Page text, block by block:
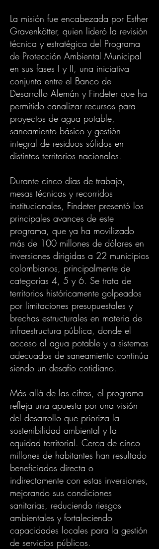
La misión fue encabezada por Esther
Gravenkötter, quien lideró la revisión
técnica y estratégica del Programa
de Protección Ambiental Municipal
en sus fases I y II, una iniciativa
conjunta entre el Banco de
Desarrollo Alemán y Findeter que ha
permitido canalizar recursos para
proyectos de agua potable,
saneamiento básico y gestión
integral de residuos sólidos en
distintos territorios nacionales.
Durante cinco días de trabajo,
mesas técnicas y recorridos
institucionales, Findeter presentó los
principales avances de este
programa, que ya ha movilizado
más de 100 millones de dólares en
inversiones dirigidas a 22 municipios
colombianos, principalmente de
categorías 4, 5 y 6. Se trata de
territorios históricamente golpeados
por limitaciones presupuestales y
brechas estructurales en materia de
infraestructura pública, donde el
acceso al agua potable y a sistemas
adecuados de saneamiento continúa
siendo un desafío cotidiano.
Más allá de las cifras, el programa
refleja una apuesta por una visión
del desarrollo que prioriza la
sostenibilidad ambiental y la
equidad territorial. Cerca de cinco
millones de habitantes han resultado
beneficiados directa o
indirectamente con estas inversiones,
mejorando sus condiciones
sanitarias, reduciendo riesgos
ambientales y fortaleciendo
capacidades locales para la gestión
de servicios públicos.